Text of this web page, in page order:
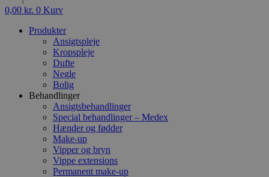
0,00 kr. 0 Kurv
Produkter
Ansigtspleje
Kropspleje
Dufte
Negle
Bolig
Behandlinger
Ansigtsbehandlinger
Special behandlinger – Medex
Hænder og fødder
Make-up
Vipper og bryn
Vippe extensions
Permanent make-up